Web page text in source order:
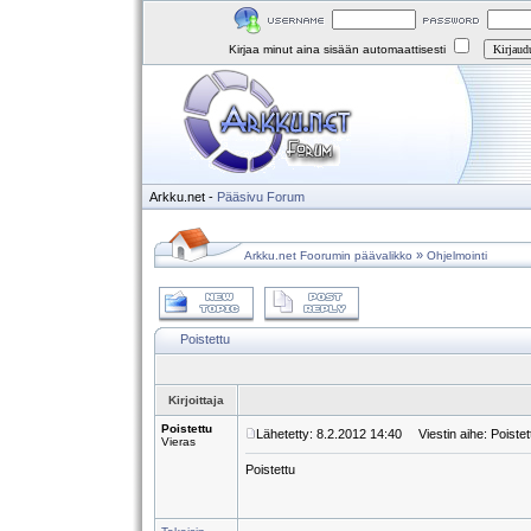
Kirjaa minut aina sisään automaattisesti
Arkku.net - Pääsivu Forum
Arkku.net Foorumin päävalikko » Ohjelmointi
Poistettu
Kirjoittaja
Poistettu
Vieras
Lähetetty: 8.2.2012 14:40 Viestin aihe:
Poistettu